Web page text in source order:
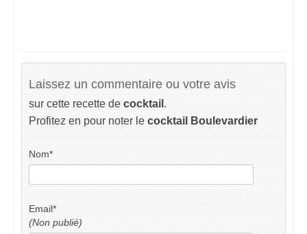
Laissez un commentaire ou votre avis
sur cette recette de cocktail .
Profitez en pour noter le cocktail Boulevardier
Nom*
Email*
(Non publié)